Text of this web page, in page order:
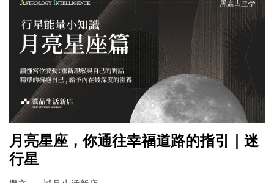
月亮星座，你通往幸福道路的指引｜迷
行星